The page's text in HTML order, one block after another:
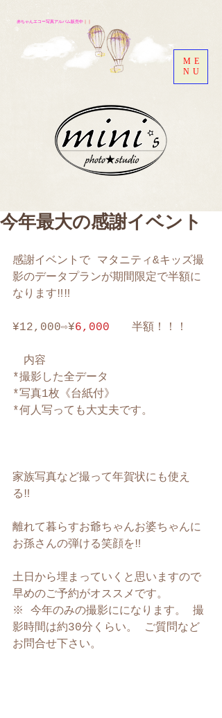
赤ちゃんエコー写真アルバム販売中
ME
NU
今年最大の感謝イベント
感謝イベントで マタニティ&キッズ撮
影のデータプランが期間限定で半額に
なります‼︎‼︎
¥12,000⇨¥6,000 半額！！！
内容
*撮影した全データ
*写真1枚《台紙付》
*何人写っても大丈夫です。
家族写真など撮って年賀状にも使え
る‼︎
離れて暮らすお爺ちゃんお婆ちゃんに
お孫さんの弾ける笑顔を‼︎
土日から埋まっていくと思いますので
早めのご予約がオススメです。
※ 今年のみの撮影にになります。 撮
影時間は約30分くらい。 ご質問など
お問合せ下さい。